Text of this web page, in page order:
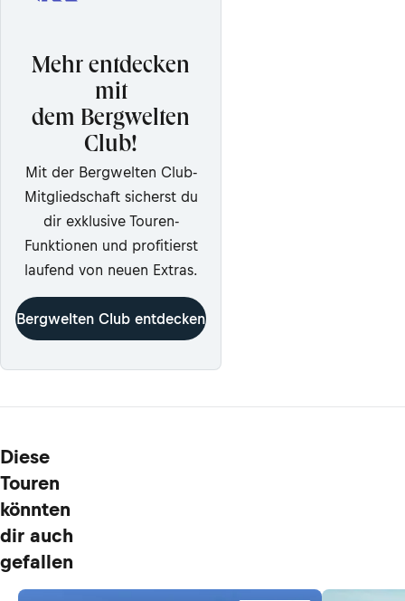
Mehr entdecken
mit
dem Bergwelten
Club!
Mit der Bergwelten Club-
Mitgliedschaft sicherst du
dir exklusive Touren-
Funktionen und profitierst
laufend von neuen Extras.
Bergwelten Club entdecken
Diese
Touren
könnten
dir auch
gefallen